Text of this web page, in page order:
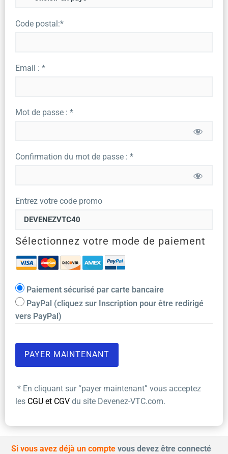
Code postal:*
Email : *
Mot de passe : *
Confirmation du mot de passe : *
Entrez votre code promo
Sélectionnez votre mode de paiement
Paiement sécurisé par carte bancaire
PayPal (cliquez sur Inscription pour être redirigé
vers PayPal)
* En cliquant sur “payer maintenant” vous acceptez
les CGU et CGV du site Devenez-VTC.com.
Si vous avez déjà un compte vous devez être connecté